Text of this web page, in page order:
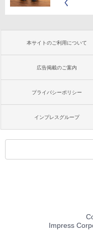
く
本サイトのご利用について
広告掲載のご案内
プライバシーポリシー
インプレスグループ
Impress